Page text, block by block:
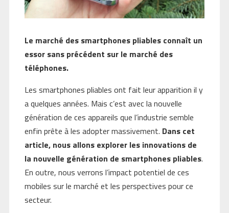
Le marché des smartphones pliables connaît un
essor sans précédent sur le marché des
téléphones.
Les smartphones pliables ont fait leur apparition il y
a quelques années. Mais c’est avec la nouvelle
génération de ces appareils que l’industrie semble
enfin prête à les adopter massivement. Dans cet
article, nous allons explorer les innovations de
la nouvelle génération de smartphones pliables.
En outre, nous verrons l’impact potentiel de ces
mobiles sur le marché et les perspectives pour ce
secteur.